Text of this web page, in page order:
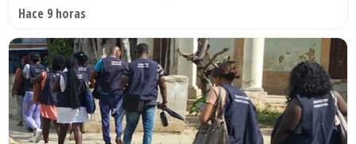
Hace 9 horas